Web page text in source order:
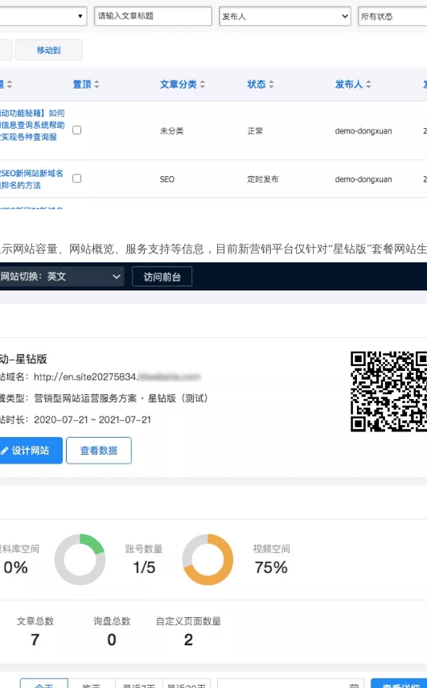
网站容量、网站概览、服务支持等信息，目前新营销平台仅针对“星钻版”套餐网站